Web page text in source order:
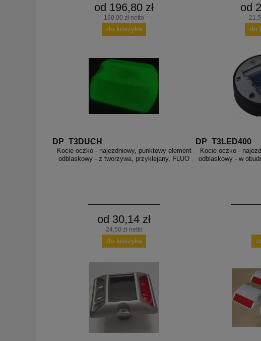
od 196,80 zł
160,00 zł netto
do koszyka
od
do
DP_T3DUCH
Kocie oczko - najezdniowy, punktowy element
odblaskowy - z tworzywa, przyklejany, FLUO
od 30,14 zł
24,50 zł netto
do koszyka
DP_T3LED400
Kocie oczko -
odblaskowy - w